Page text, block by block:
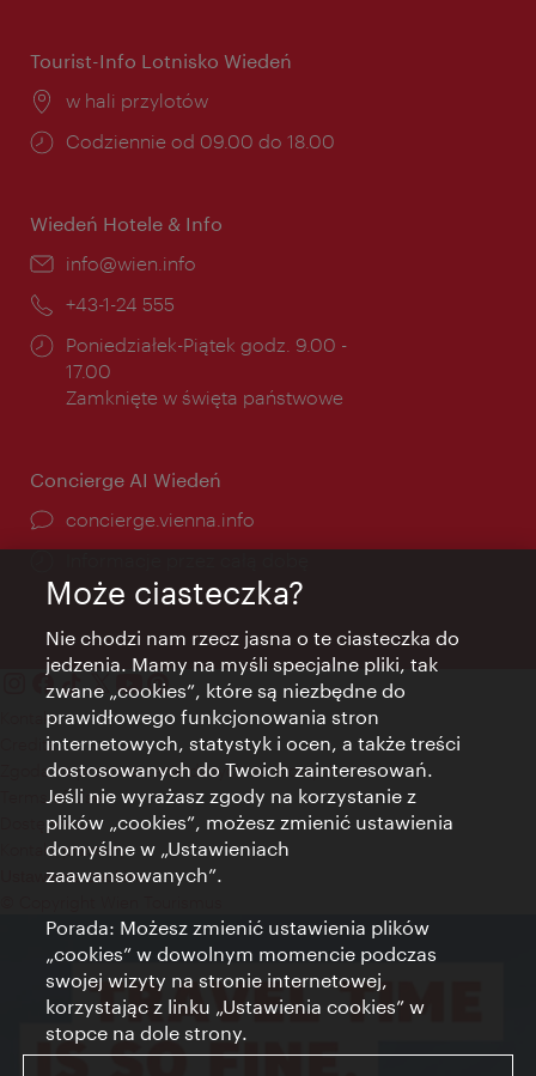
Tourist-Info Lotnisko Wiedeń
Miejsce:
w hali przylotów
Godziny
Codziennie od 09.00 do 18.00
Wiedeń Hotele & Info
E-
info@wien.info
Telefon:
+43-1-24 555
Godziny
otwarcia:
Poniedziałek-Piątek godz. 9.00 -
17.00
Zamknięte w święta państwowe
Concierge AI Wiedeń
concierge.vienna.info
Kontakt
Credits
Zgoda na przetwarzanie danych osobowych
Terms of Use
Dostępność
Kontakt prasowy
Ustawienia cookies
Może ciasteczka?
Nie chodzi nam rzecz jasna o te ciasteczka do
jedzenia. Mamy na myśli specjalne pliki, tak
zwane „cookies”, które są niezbędne do
prawidłowego funkcjonowania stron
internetowych, statystyk i ocen, a także treści
dostosowanych do Twoich zainteresowań.
Jeśli nie wyrażasz zgody na korzystanie z
plików „cookies”, możesz zmienić ustawienia
domyślne w „Ustawieniach
zaawansowanych”.
Porada: Możesz zmienić ustawienia plików
„cookies” w dowolnym momencie podczas
swojej wizyty na stronie internetowej,
korzystając z linku „Ustawienia cookies” w
stopce na dole strony.